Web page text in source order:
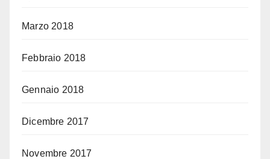
Marzo 2018
Febbraio 2018
Gennaio 2018
Dicembre 2017
Novembre 2017